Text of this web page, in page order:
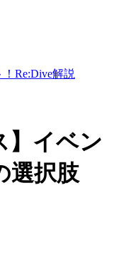
Re:Dive解説
】イベン
選択肢